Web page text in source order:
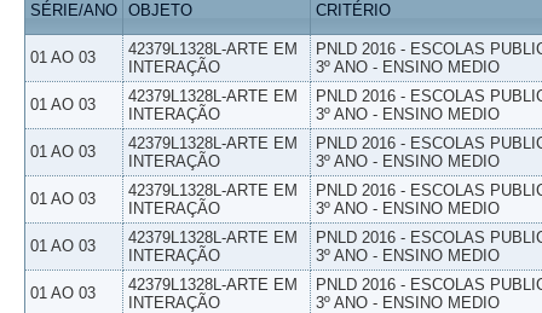
SÉRIE/ANO OBJETO CRITÉRIO
01 AO 03
42379L1328L-ARTE EM
INTERAÇÃO
PNLD 2016 - ESCOLAS
3º ANO - ENSINO MEDIO
01 AO 03
42379L1328L-ARTE EM
INTERAÇÃO
PNLD 2016 - ESCOLAS
3º ANO - ENSINO MEDIO
01 AO 03
42379L1328L-ARTE EM
INTERAÇÃO
PNLD 2016 - ESCOLAS
3º ANO - ENSINO MEDIO
01 AO 03
42379L1328L-ARTE EM
INTERAÇÃO
PNLD 2016 - ESCOLAS
3º ANO - ENSINO MEDIO
01 AO 03
42379L1328L-ARTE EM
INTERAÇÃO
PNLD 2016 - ESCOLAS
3º ANO - ENSINO MEDIO
01 AO 03
42379L1328L-ARTE EM
INTERAÇÃO
PNLD 2016 - ESCOLAS
3º ANO - ENSINO MEDIO